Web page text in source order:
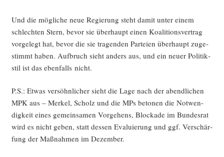
Und die mög­li­che neue Regie­rung steht damit unter einem
schlech­ten Stern, bevor sie über­haupt einen Koali­ti­ons­ver­trag
vor­ge­legt hat, bevor die sie tra­gen­den Par­tei­en über­haupt zuge­
stimmt haben. Auf­bruch sieht anders aus, und ein neu­er Poli­tik­
stil ist das eben­falls nicht.
P.S.: Etwas ver­söhn­li­cher sieht die Lage nach der abend­li­chen
MPK aus – Mer­kel, Scholz und die MPs beto­nen die Not­wen­
dig­keit eines gemein­sa­men Vor­ge­hens, Blo­cka­de im Bun­des­rat
wird es nicht geben, statt des­sen Eva­lu­ie­rung und ggf. Ver­schär­
fung der Maß­nah­men im Dezember.